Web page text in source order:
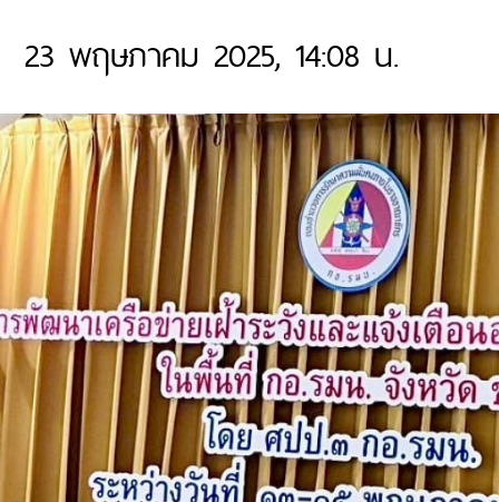
23 พฤษภาคม 2025, 14:08 น.